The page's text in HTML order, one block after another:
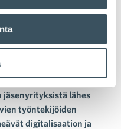
luonnetta
rekrytointi on
Palvelualojen
jäsenyrityksistä lähes
työntekijöiden
digitalisaation ja